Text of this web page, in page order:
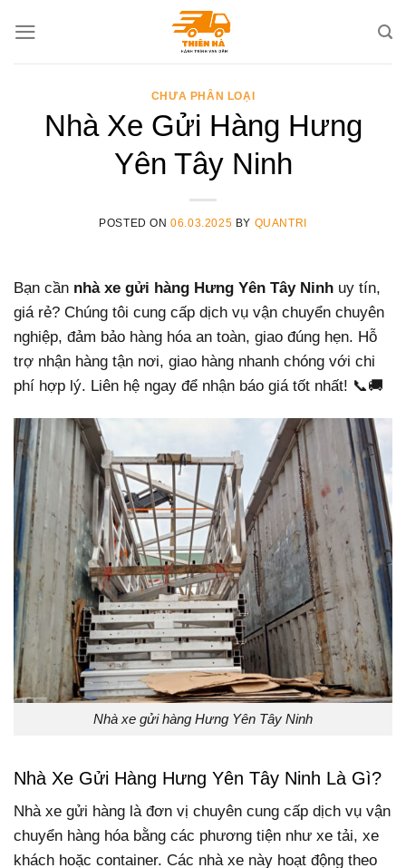
CHƯA PHÂN LOẠI
Nhà Xe Gửi Hàng Hưng
Yên Tây Ninh
POSTED ON06.03.2025 BY QUANTRI
Bạn cần nhà xe gửi hàng Hưng Yên Tây Ninh uy tín,
giá rẻ? Chúng tôi cung cấp dịch vụ vận chuyển chuyên
nghiệp, đảm bảo hàng hóa an toàn, giao đúng hẹn. Hỗ
trợ nhận hàng tận nơi, giao hàng nhanh chóng với chi
phí hợp lý. Liên hệ ngay để nhận báo giá tốt nhất! 📞🚚
Nhà xe gửi hàng Hưng Yên Tây Ninh
Nhà Xe Gửi Hàng Hưng Yên Tây Ninh Là Gì?
Nhà xe gửi hàng là đơn vị chuyên cung cấp dịch vụ vận
chuyển hàng hóa bằng các phương tiện như xe tải, xe
khách hoặc container. Các nhà xe này hoạt động theo